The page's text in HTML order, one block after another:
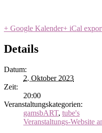
+ Google Kalender+ iCal
Details
Datum:
2. Oktober 2023
Zeit:
20:00
Veranstaltungskategorien:
gamsbART, tube's
Veranstaltungs-Website